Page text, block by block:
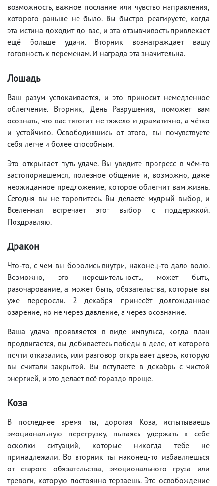
возможность, важное послание или чувство направления,
которого раньше не было. Вы быстро реагируете, когда
эта истина доходит до вас, и эта отзывчивость привлекает
ещё больше удачи. Вторник вознаграждает вашу
готовность к переменам. И награда эта значительна.
Лошадь
Ваш разум успокаивается, и это приносит немедленное
облегчение. Вторник, День Разрушения, поможет вам
осознать, что вас тяготит, не тяжело и драматично, а чётко
и устойчиво. Освободившись от этого, вы почувствуете
себя легче и более способным.
Это открывает путь удаче. Вы увидите прогресс в чём-то
застопорившемся, полезное общение и, возможно, даже
неожиданное предложение, которое облегчит вам жизнь.
Сегодня вы не торопитесь. Вы делаете мудрый выбор, и
Вселенная встречает этот выбор с поддержкой.
Поздравляю.
Дракон
Что-то, с чем вы боролись внутри, наконец-то дало волю.
Возможно, это нерешительность, может быть,
разочарование, а может быть, обязательства, которые вы
уже переросли. 2 декабря принесёт долгожданное
озарение, но не через давление, а через осознание.
Ваша удача проявляется в виде импульса, когда план
продвигается, вы добиваетесь победы в деле, от которого
почти отказались, или разговор открывает дверь, которую
вы считали закрытой. Вы вступаете в декабрь с чистой
энергией, и это делает всё гораздо проще.
Коза
В последнее время ты, дорогая Коза, испытываешь
эмоциональную перегрузку, пытаясь удержать в себе
осколки ситуаций, которые никогда тебе не
принадлежали. Во вторник ты наконец-то избавляешься
от старого обязательства, эмоционального груза или
тревоги, которую постоянно терзаешь. Это освобождение